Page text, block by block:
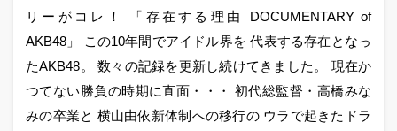
リーがコレ！ 「存在する理由 DOCUMENTARY of
AKB48」 この10年間でアイドル界を 代表する存在となっ
たAKB48。 数々の記録を更新し続けてきました。 現在か
つてない勝負の時期に直面・・・ 初代総監督・高橋みな
みの卒業と 横山由依新体制への移行の ウラで起きたドラ